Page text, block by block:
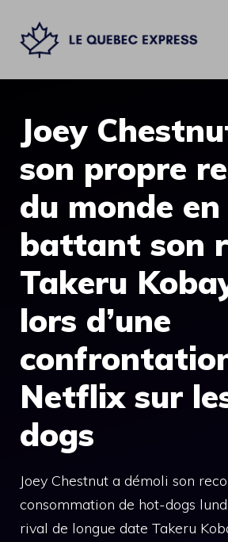
contenu
Joey
son propre
du monde en
battant son
Takeru
lors d’une
Netflix sur
dogs
Joey Chestnut a démoli son
consommation de hot-dogs
rival de longue date Takeru